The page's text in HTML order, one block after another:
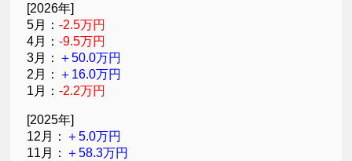
[2026年]
5月：-2.5万円
4月：-9.5万円
3月： ＋50.0万円
2月： ＋16.0万円
1月：-2.2万円
[2025年]
12月： ＋5.0万円
11月： ＋58.3万円